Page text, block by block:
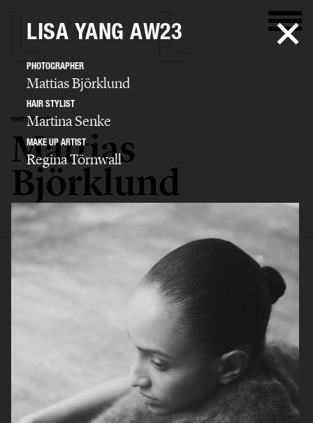
PHOTOGRAPHER
Mattias
Björklund
SELECTED WORK
LISA YANG AW23
PHOTOGRAPHER
Mattias Björklund
HAIR STYLIST
Martina Senke
MAKE UP ARTIST
Regina Törnwall